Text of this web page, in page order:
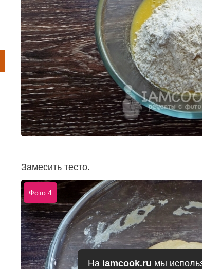
На iamcook.ru мы
Замесить тесто.
Фото 4